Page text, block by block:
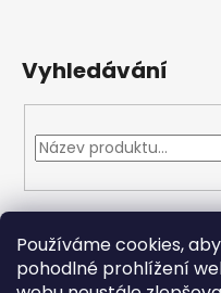
Používáme cookies,
pohodlné prohlížení
Vyhledávání
Přijímáme